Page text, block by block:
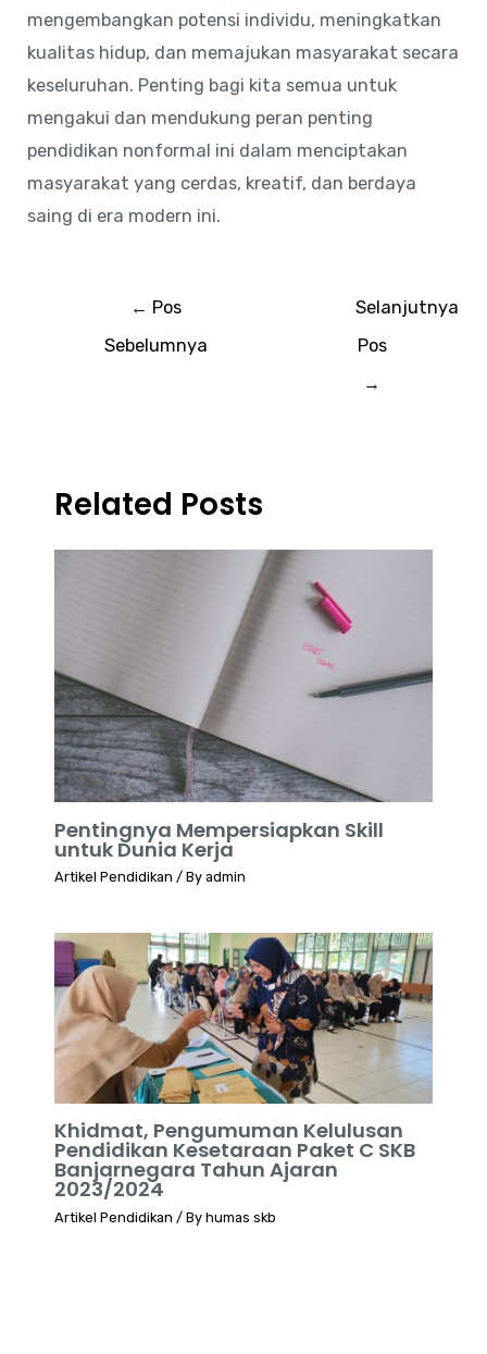
mengembangkan potensi individu, meningkatkan
kualitas hidup, dan memajukan masyarakat secara
keseluruhan. Penting bagi kita semua untuk
mengakui dan mendukung peran penting
pendidikan nonformal ini dalam menciptakan
masyarakat yang cerdas, kreatif, dan berdaya
saing di era modern ini.
← Pos
Sebelumnya
Selanjutnya
Pos
→
Related Posts
Pentingnya Mempersiapkan Skill
untuk Dunia Kerja
Artikel Pendidikan / By admin
Khidmat, Pengumuman Kelulusan
Pendidikan Kesetaraan Paket C SKB
Banjarnegara Tahun Ajaran
2023/2024
Artikel Pendidikan / By humas skb